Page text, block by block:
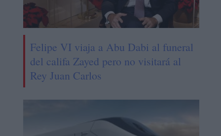
Felipe VI viaja a Abu Dabi al funeral
del califa Zayed pero no visitará al
Rey Juan Carlos